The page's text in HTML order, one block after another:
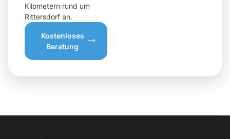
Kilometern rund um
Rittersdorf an.
Kostenloses
Beratung